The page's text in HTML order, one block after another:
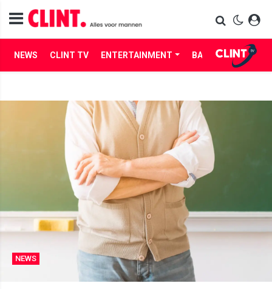
NEWS CLINT TV ENTERTAINMENT BABES LIFE
NEWS